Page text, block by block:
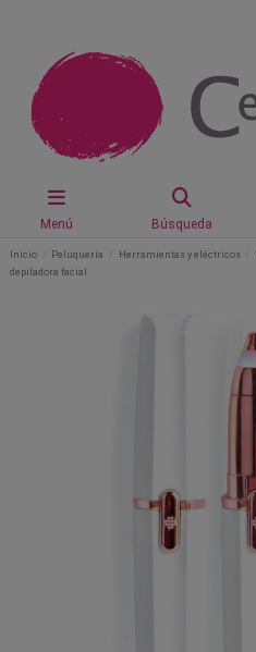
Menú Búsqueda
Inicio Peluquería Herramientas y eléctricos
depiladora facial